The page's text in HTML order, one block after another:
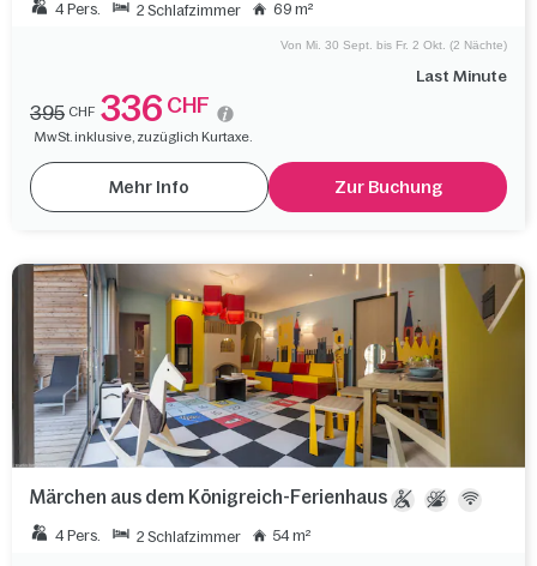
4 Pers. 2 Schlafzimmer 69 m²
Last Minute
Von Mi. 30 Sept. bis Fr. 2 Okt. (2 Nächte)
395 CHF 336 CHF
MwSt. inklusive, zuzüglich Kurtaxe.
Mehr Info Zur Buchung
Märchen aus dem Königreich-Ferienhaus
4 Pers. 2 Schlafzimmer 54 m²